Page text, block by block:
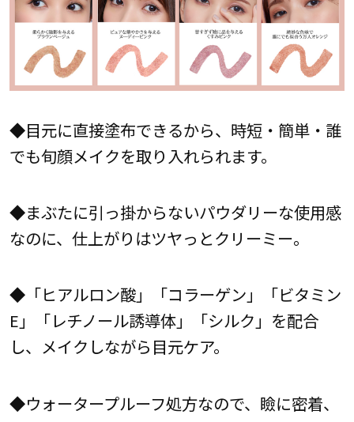
◆目元に直接塗布できるから、時短・簡単・誰
でも旬顔メイクを取り入れられます。
◆まぶたに引っ掛からないパウダリーな使用感
なのに、仕上がりはツヤっとクリーミー。
◆「ヒアルロン酸」「コラーゲン」「ビタミン
E」「レチノール誘導体」「シルク」を配合
し、メイクしながら目元ケア。
◆ウォータープルーフ処方なので、瞼に密着、